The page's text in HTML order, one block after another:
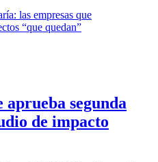
aprueba segunda
de impacto